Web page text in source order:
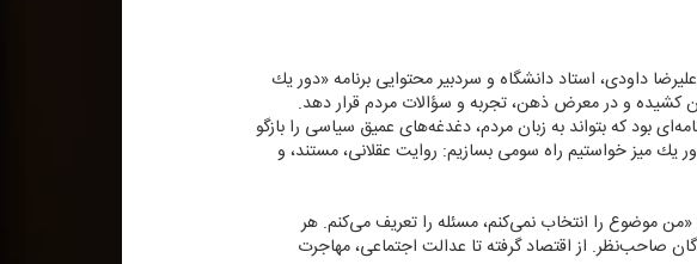
داودی، استاد دانشگاه و سردبیر محتوایی برنامه «دور یك
كشیده و در معرض ذهن، تجربه و سؤالات مردم قرار دهد.
بود كه بتواند به زبان مردم، دغدغه‌های عمیق سیاسی را بازگو
یك میز خواستیم راه سومی بسازیم: روایت عقلانی، مستند، و
موضوع را انتخاب نمی‌كنم، مسئله را تعریف می‌كنم. هر
صاحب‌نظر. از اقتصاد گرفته تا عدالت اجتماعی، مهاجرت